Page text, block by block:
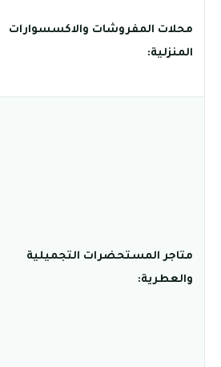
محلات المفروشات والاكسسوارات
المنزلية:
متاجر المستحضرات التجميلية
والعطرية: